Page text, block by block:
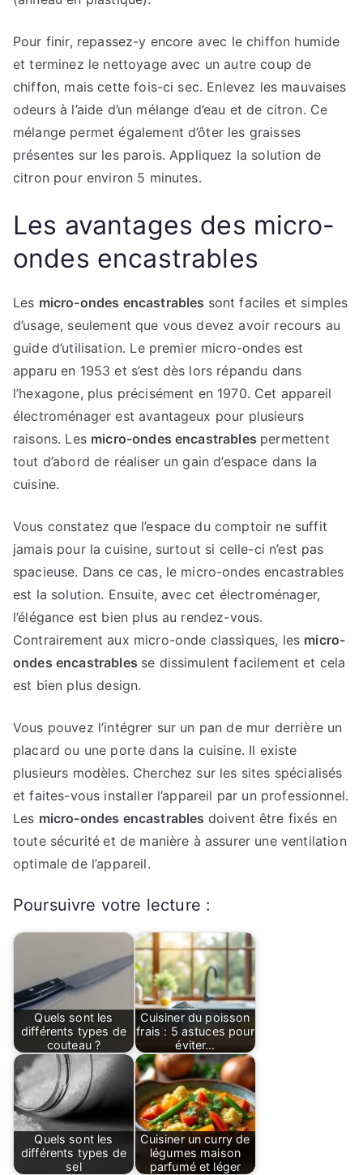
Pour finir, repassez-y encore avec le chiffon humide
et terminez le nettoyage avec un autre coup de
chiffon, mais cette fois-ci sec. Enlevez les mauvaises
odeurs à l’aide d’un mélange d’eau et de citron. Ce
mélange permet également d’ôter les graisses
présentes sur les parois. Appliquez la solution de
citron pour environ 5 minutes.
Les avantages des micro-
ondes encastrables
Les micro-ondes encastrables sont faciles et simples
d’usage, seulement que vous devez avoir recours au
guide d’utilisation. Le premier micro-ondes est
apparu en 1953 et s’est dès lors répandu dans
l’hexagone, plus précisément en 1970. Cet appareil
électroménager est avantageux pour plusieurs
raisons. Les micro-ondes encastrables permettent
tout d’abord de réaliser un gain d’espace dans la
cuisine.
Vous constatez que l’espace du comptoir ne suffit
jamais pour la cuisine, surtout si celle-ci n’est pas
spacieuse. Dans ce cas, le micro-ondes encastrables
est la solution. Ensuite, avec cet électroménager,
l’élégance est bien plus au rendez-vous.
Contrairement aux micro-onde classiques, les micro-
ondes encastrables se dissimulent facilement et cela
est bien plus design.
Vous pouvez l’intégrer sur un pan de mur derrière un
placard ou une porte dans la cuisine. Il existe
plusieurs modèles. Cherchez sur les sites spécialisés
et faites-vous installer l’appareil par un professionnel.
Les micro-ondes encastrables doivent être fixés en
toute sécurité et de manière à assurer une ventilation
optimale de l’appareil.
Poursuivre votre lecture :
Quels sont les
différents types de
couteau ?
Cuisiner du poisson
frais : 5 astuces pour
éviter…
Quels sont les
différents types de
sel
Cuisiner un curry de
légumes maison
parfumé et léger